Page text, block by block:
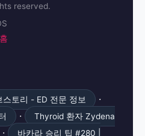
reserved.
토리 - ED 전문 정보 ·
·
Thyroid 환자 Zydena
· 바카라 승리 팁 #280 |